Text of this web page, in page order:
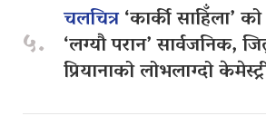
५.
चलचित्र‘कार्की साहिँला’
‘लग्यौ परान’ सार्वजनिक,
प्रियानाको लोभलाग्दो